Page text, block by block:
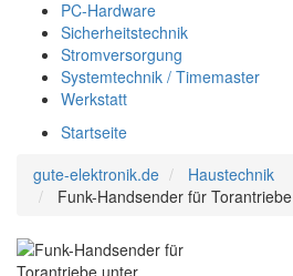
PC-Hardware
Sicherheitstechnik
Stromversorgung
Systemtechnik / Timemaster
Werkstatt
Startseite
gute-elektronik.de
Haustechnik
Funk-Handsender für Torantriebe